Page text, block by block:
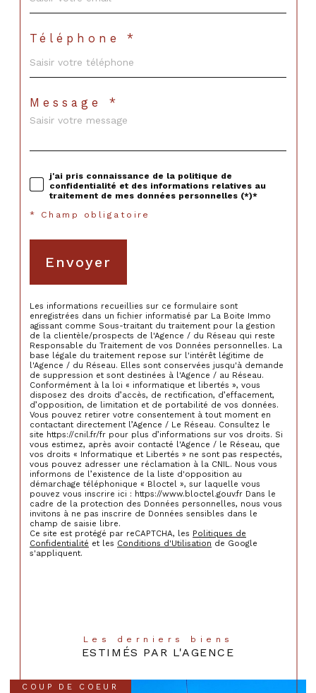
Téléphone *
Message *
j'ai pris connaissance de la politique de
confidentialité et des informations relatives au
traitement de mes données personnelles (*)*
* Champ obligatoire
Envoyer
Les informations recueillies sur ce formulaire sont
enregistrées dans un fichier informatisé par La Boite Immo
agissant comme Sous-traitant du traitement pour la gestion
de la clientèle/prospects de l'Agence / du Réseau qui reste
Responsable du Traitement de vos Données personnelles. La
base légale du traitement repose sur l'intérêt légitime de
l'Agence / du Réseau. Elles sont conservées jusqu'à demande
de suppression et sont destinées à l'Agence / au Réseau.
Conformément à la loi « informatique et libertés », vous
disposez des droits d’accès, de rectification, d’effacement,
d’opposition, de limitation et de portabilité de vos données.
Vous pouvez retirer votre consentement à tout moment en
contactant directement l’Agence / Le Réseau. Consultez le
site https://cnil.fr/fr pour plus d’informations sur vos droits. Si
vous estimez, après avoir contacté l'Agence / le Réseau, que
vos droits « Informatique et Libertés » ne sont pas respectés,
vous pouvez adresser une réclamation à la CNIL. Nous vous
informons de l’existence de la liste d'opposition au
démarchage téléphonique « Bloctel », sur laquelle vous
pouvez vous inscrire ici : https://www.bloctel.gouv.fr Dans le
cadre de la protection des Données personnelles, nous vous
invitons à ne pas inscrire de Données sensibles dans le
champ de saisie libre.
Ce site est protégé par reCAPTCHA, les Politiques de
Confidentialité et les Conditions d'Utilisation de Google
s'appliquent.
Les derniers biens
ESTIMÉS PAR L'AGENCE
COUP DE COEUR